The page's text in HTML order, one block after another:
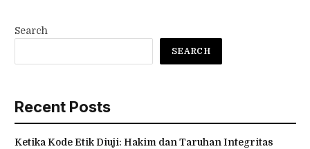
Search
SEARCH
Recent Posts
Ketika Kode Etik Diuji: Hakim dan Taruhan Integritas